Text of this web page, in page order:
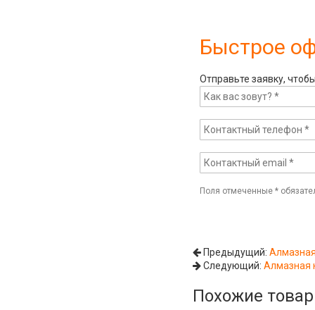
Быстрое
Отправьте заявку,
Поля отмеченные*
Предыдущий:
Следующий:Алмазная
Похожие